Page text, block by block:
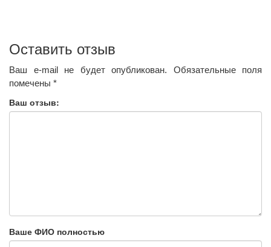
Оставить отзыв
Ваш e-mail не будет опубликован. Обязательные поля
помечены *
Ваш отзыв:
Ваше ФИО полностью